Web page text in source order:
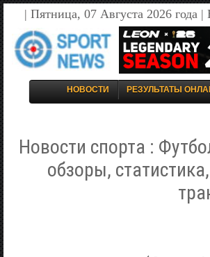
| Пятница, 07 Августа 2026 года |
НОВОСТИ РЕЗУЛЬТАТЫ
Новости спорта :
обзоры,